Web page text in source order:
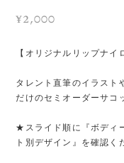
¥2,000
【オリジナルリップナイ
タレント直筆のイラスト
だけのセミオーダーサコ
★スライド順に『ボディ
ト別デザイン』を確認く